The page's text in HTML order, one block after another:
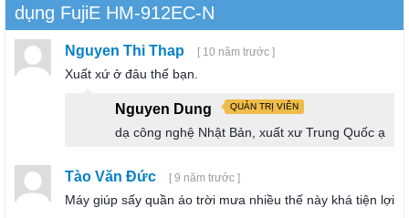
dụng FujiE HM-912EC-N
Nguyen Thi Thap [ 10 năm trước ]
Xuất xứ ở đâu thế bạn.
Nguyen Dung QUẢN TRỊ VIÊN
dạ công nghệ Nhật Bản, xuất xư Trung Quốc ạ
Tào Văn Đức [ 9 năm trước ]
Máy giúp sấy quần áo trời mưa nhiều thế này khá tiện lợi